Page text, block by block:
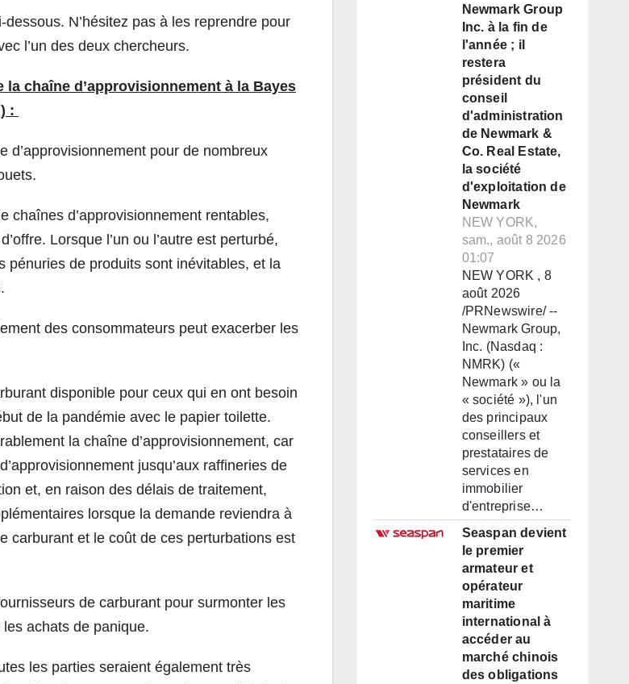
N’hésitez pas à les reprendre pour
l’un des deux chercheurs.
chaîne d’approvisionnement à la Bayes
:
d’approvisionnement pour de nombreux
chaînes d’approvisionnement rentables,
Lorsque l’un ou l’autre est perturbé,
pénuries de produits sont inévitables, et la
des consommateurs peut exacerber les
disponible pour ceux qui en ont besoin
de la pandémie avec le papier toilette.
la chaîne d’approvisionnement, car
jusqu’aux raffineries de
et, en raison des délais de traitement,
lorsque la demande reviendra à
carburant et le coût de ces perturbations est
de carburant pour surmonter les
achats de panique.
les parties seraient également très
Newmark Group
Inc. à la fin de
l'année ; il
restera
président du
conseil
d'administration
de Newmark &
Co. Real Estate,
la société
d'exploitation de
Newmark
NEW YORK,
sam., août 8 2026
01:07
NEW YORK , 8
août 2026
/PRNewswire/ --
Newmark Group,
Inc. (Nasdaq :
NMRK) («
Newmark » ou la
« société »), l'un
des principaux
conseillers et
prestataires de
services en
immobilier
d'entreprise…
Seaspan devient
le premier
armateur et
opérateur
maritime
international à
accéder au
marché chinois
des obligations